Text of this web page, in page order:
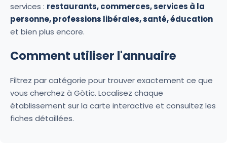
services : restaurants, commerces, services à la
personne, professions libérales, santé, éducation
et bien plus encore.
Comment utiliser l'annuaire
Filtrez par catégorie pour trouver exactement ce que
vous cherchez à Gòtic. Localisez chaque
établissement sur la carte interactive et consultez les
fiches détaillées.